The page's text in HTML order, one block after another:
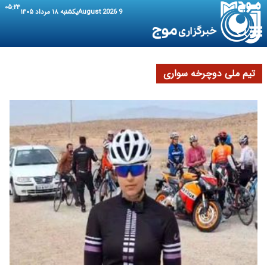
9 August 2026 یکشنبه ۱۸ مرداد ۱۴۰۵ ۰۵:۲۴
تیم ملی دوچرخه سواری